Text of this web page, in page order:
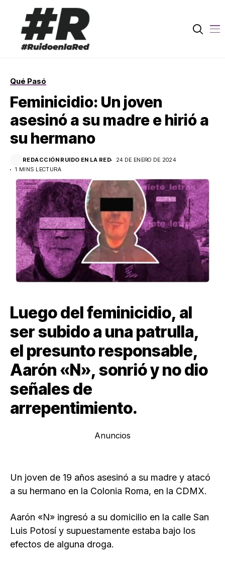
Qué Pasó
Feminicidio: Un joven
asesinó a su madre e hirió a
su hermano
REDACCIÓN RUIDO EN LA RED
24 DE ENERO DE 2024
1 MINS LECTURA
Luego del feminicidio, al
ser subido a una patrulla,
el presunto responsable,
Aarón «N», sonrió y no dio
señales de
arrepentimiento.
Anuncios
Un joven de 19 años asesinó a su madre y atacó
a su hermano en la Colonia Roma, en la CDMX.
Aarón «N» ingresó a su domicilio en la calle San
Luis Potosí y supuestamente estaba bajo los
efectos de alguna droga.